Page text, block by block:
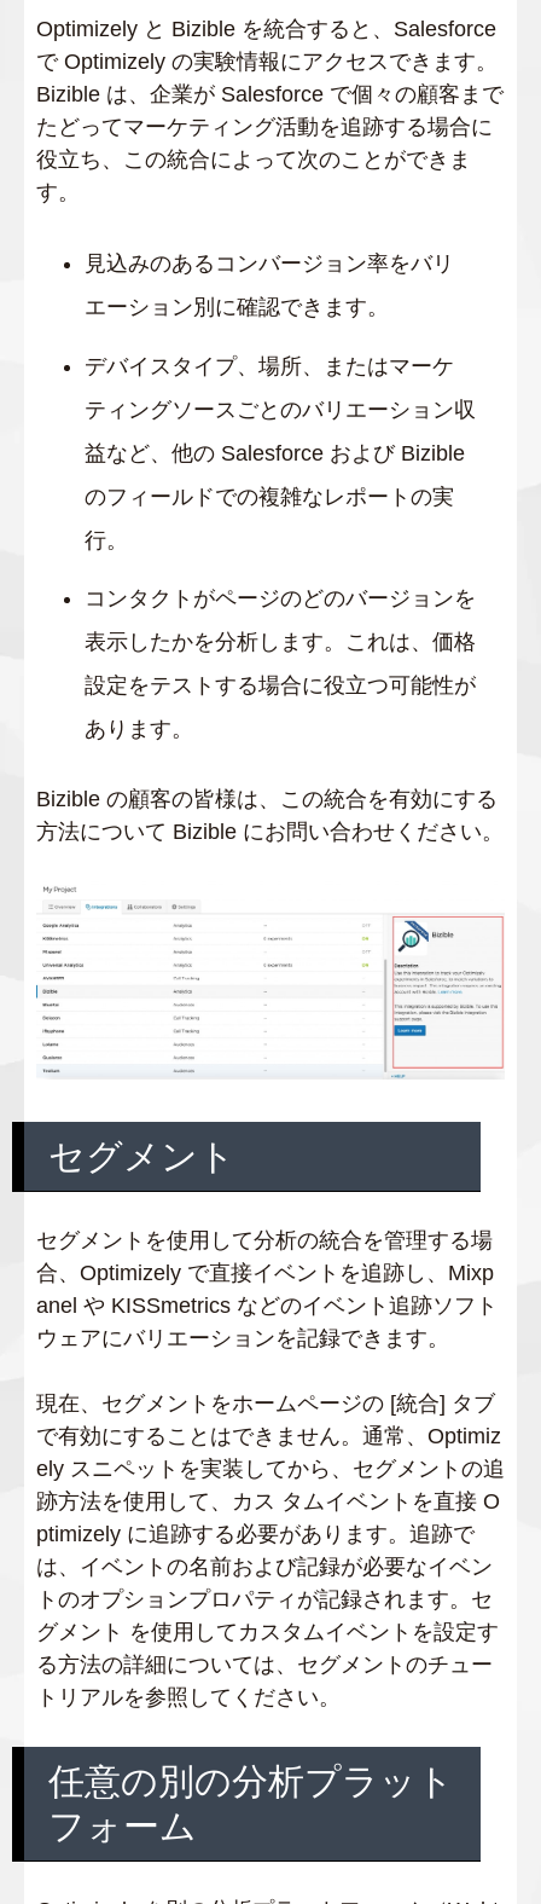
Optimizely と Bizible を統合すると、Salesforce
で Optimizely の実験情報にアクセスできます。
Bizible は、企業が Salesforce で個々の顧客まで
たどってマーケティング活動を追跡する場合に
役立ち、この統合によって次のことができま
す。
見込みのあるコンバージョン率をバリ
エーション別に確認できます。
デバイスタイプ、場所、またはマーケ
ティングソースごとのバリエーション収
益など、他の Salesforce および Bizible
のフィールドでの複雑なレポートの実
行。
コンタクトがページのどのバージョンを
表示したかを分析します。これは、価格
設定をテストする場合に役立つ可能性が
あります。
Bizible の顧客の皆様は、この統合を有効にする
方法について Bizible にお問い合わせください。
セグメント
セグメントを使用して分析の統合を管理する場
合、Optimizely で直接イベントを追跡し、Mixp
anel や KISSmetrics などのイベント追跡ソフト
ウェアにバリエーションを記録できます。
現在、セグメントをホームページの [統合] タブ
で有効にすることはできません。通常、Optimiz
ely スニペットを実装してから、セグメントの追
跡方法を使用して、カス タムイベントを直接 O
ptimizely に追跡する必要があります。追跡で
は、イベントの名前および記録が必要なイベン
トのオプションプロパティが記録されます。セ
グメント を使用してカスタムイベントを設定す
る方法の詳細については、セグメントのチュー
トリアルを参照してください。
任意の別の分析プラット
フォーム